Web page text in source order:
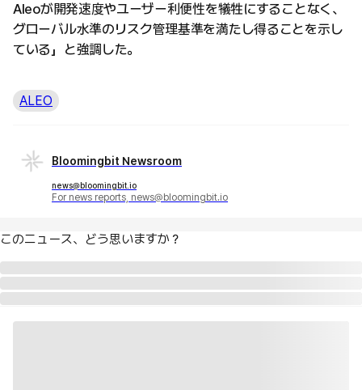
Aleoが開発速度やユーザー利便性を犠牲にすることなく、
グローバル水準のリスク管理基準を満たし得ることを示し
ている」と強調した。
ALEO
Bloomingbit Newsroom
news@bloomingbit.io
For news reports, news@bloomingbit.io
このニュース、どう思いますか？